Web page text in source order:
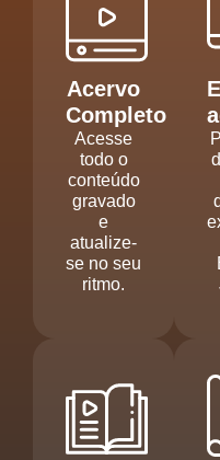
Acervo
Completo
Acesse
todo o
conteúdo
gravado
e
atualize-
se no seu
ritmo.